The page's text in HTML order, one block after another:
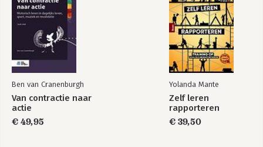
Bekijk alle boeken
organisatie
1.5 Conclusies
2 Belichaamt een coaching mindset
2.1 Wat is een coaching mindset?
2.1.1 Openheid
2.1.2 Onvoorwaardelijke positieve aandacht
2.1.3 Oordeelvrije houding
2.1.4 Growth mindset
2.2 Hoe onderhoud je een coaching mindset?
Ben van Cranenburgh
Van contractie naar
actie
€ 49,95
Yolanda Mante
Zelf leren
rapporteren
€ 39,50